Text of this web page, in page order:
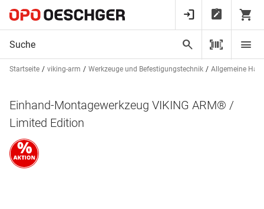
Startseite viking-arm Werkzeuge und Befestigungstechnik Allgemeine
Einhand-Montagewerkzeug VIKING ARM® /
Limited Edition